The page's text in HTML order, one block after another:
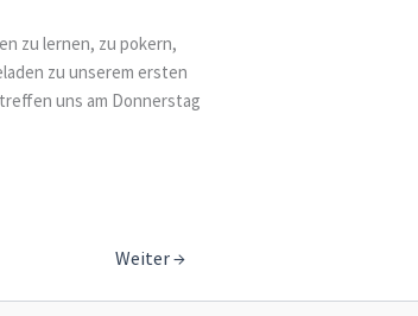
zu lernen, zu pokern,
zu unserem ersten
uns am Donnerstag
Weiter→